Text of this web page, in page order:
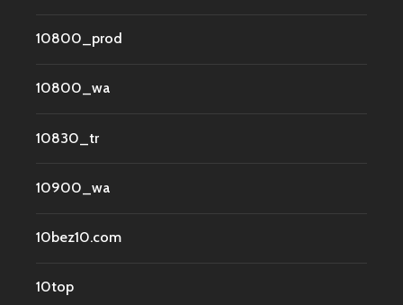
10800_prod
10800_wa
10830_tr
10900_wa
10bez10.com
10top